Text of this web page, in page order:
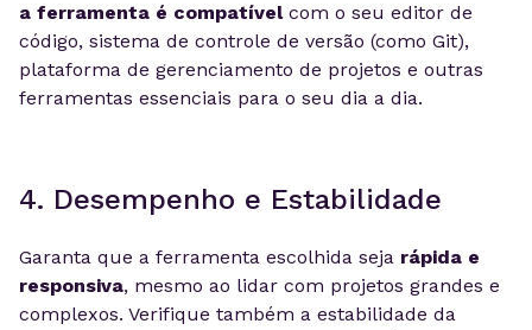
a ferramenta é compatívelcom o seu editor de
código, sistema de controle de versão (como Git),
plataforma de gerenciamento de projetos e outras
ferramentas essenciais para o seu dia a dia.
4. Desempenho e Estabilidade
Garanta que a ferramenta escolhida seja rápida e
responsiva, mesmo ao lidar com projetos grandes e
complexos. Verifique também a estabilidade da